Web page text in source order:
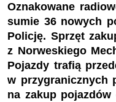
Oznakowane
sumie 36 nowych
Policję. Sprzęt
z Norweskiego
Pojazdy trafią
w przygranicznych
na zakup